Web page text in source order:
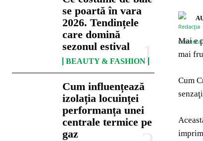
se poartă în vara
2026. Tendințele
care domină
sezonul estival
BEAUTY & FASHION
Cum influențează
izolația locuinței
performanța unei
centrale termice pe
gaz
Mai e
mai
Cum